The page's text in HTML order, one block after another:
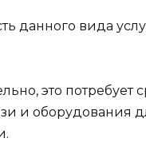
данного вида
это потребует
и оборудования